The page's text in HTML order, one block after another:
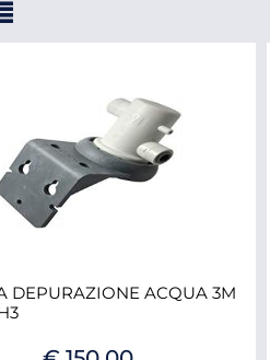
DEPURAZIONE ACQUA 3M